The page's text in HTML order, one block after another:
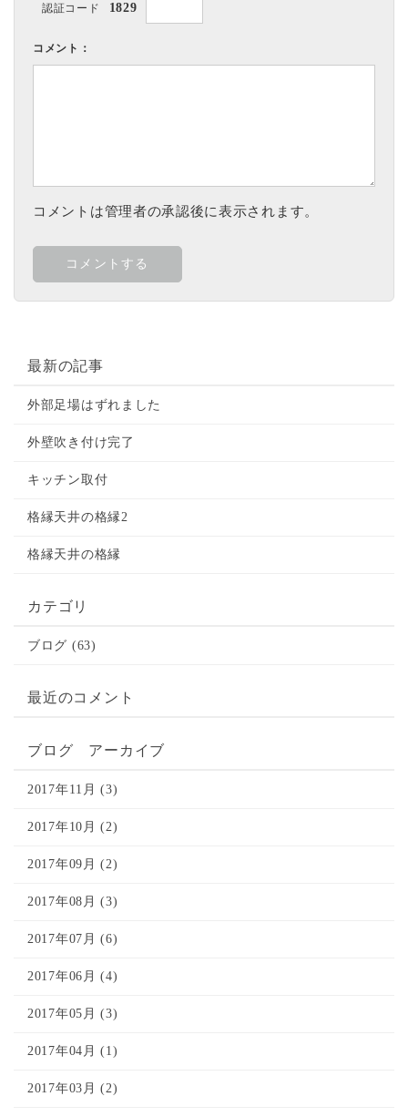
認証コード 1829
コメント：
コメントは管理者の承認後に表示されます。
最新の記事
外部足場はずれました
外壁吹き付け完了
キッチン取付
格縁天井の格縁2
格縁天井の格縁
カテゴリ
ブログ (63)
最近のコメント
ブログ アーカイブ
2017年11月 (3)
2017年10月 (2)
2017年09月 (2)
2017年08月 (3)
2017年07月 (6)
2017年06月 (4)
2017年05月 (3)
2017年04月 (1)
2017年03月 (2)